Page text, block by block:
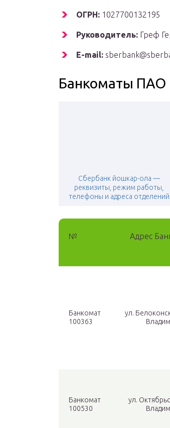
ОГРН: 1027700132195
Руководитель: Греф
E-mail:
Банкоматы ПАО
Сбербанк йошкар-ола —
реквизиты, режим работы,
телефоны и адреса отделений
№ Адрес
Банкомат
100363
ул.
Банкомат
100530
ул.